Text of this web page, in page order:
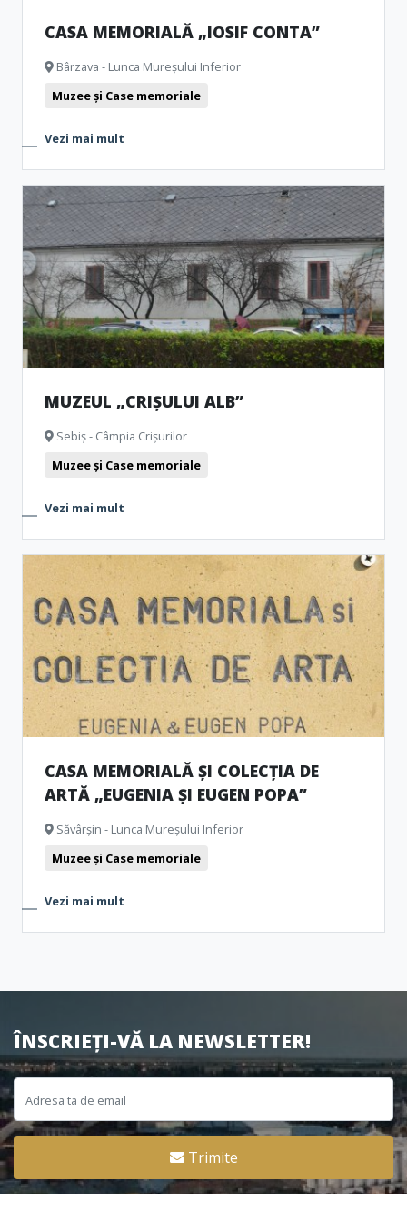
CASA MEMORIALĂ „IOSIF CONTA”
Bârzava - Lunca Mureșului Inferior
Muzee și Case memoriale
Vezi mai mult
MUZEUL „CRIȘULUI ALB”
Sebiș - Câmpia Crișurilor
Muzee și Case memoriale
Vezi mai mult
CASA MEMORIALĂ ȘI COLECȚIA DE
ARTĂ „EUGENIA ȘI EUGEN POPA”
Săvârșin - Lunca Mureșului Inferior
Muzee și Case memoriale
Vezi mai mult
ÎNSCRIEȚI-VĂ LA NEWSLETTER!
Trimite